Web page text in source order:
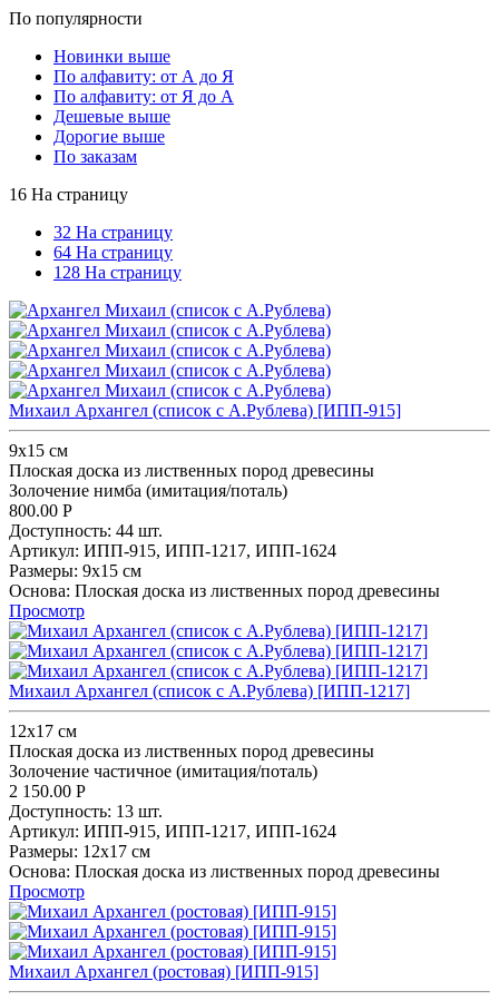
По популярности
Новинки выше
По алфавиту: от А до Я
По алфавиту: от Я до А
Дешевые выше
Дорогие выше
По заказам
16 На страницу
32 На страницу
64 На страницу
128 На страницу
Михаил Архангел (список с А.Рублева) [ИПП-915]
9х15 см
Плоская доска из лиственных пород древесины
Золочение нимба (имитация/поталь)
800.00 Р
Доступность: 44 шт.
Артикул: ИПП-915, ИПП-1217, ИПП-1624
Размеры: 9х15 см
Основа: Плоская доска из лиственных пород древесины
Просмотр
Михаил Архангел (список с А.Рублева) [ИПП-1217]
12х17 см
Плоская доска из лиственных пород древесины
Золочение частичное (имитация/поталь)
2 150.00 Р
Доступность: 13 шт.
Артикул: ИПП-915, ИПП-1217, ИПП-1624
Размеры: 12х17 см
Основа: Плоская доска из лиственных пород древесины
Просмотр
Михаил Архангел (ростовая) [ИПП-915]